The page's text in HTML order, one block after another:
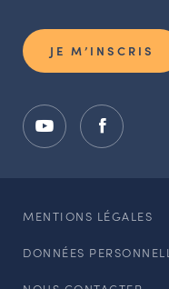
JE M’INSCRIS
MENTIONS LÉGALES
DONNÉES